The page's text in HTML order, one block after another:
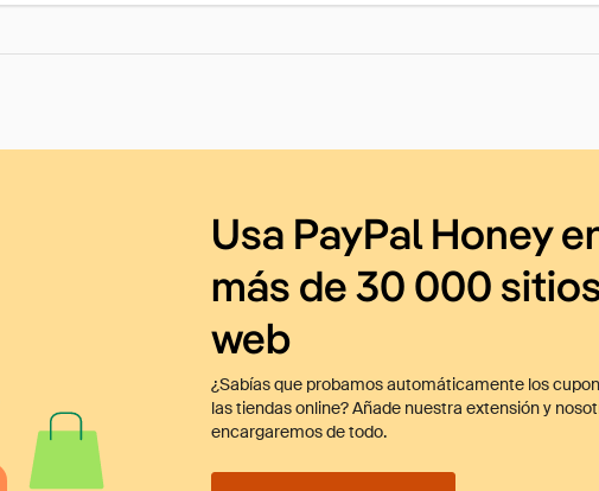
Usa PayPal Honey
más de 30 000
web
¿Sabías que probamos automáticamente los
las tiendas online? Añade nuestra extensión y
encargaremos de todo.